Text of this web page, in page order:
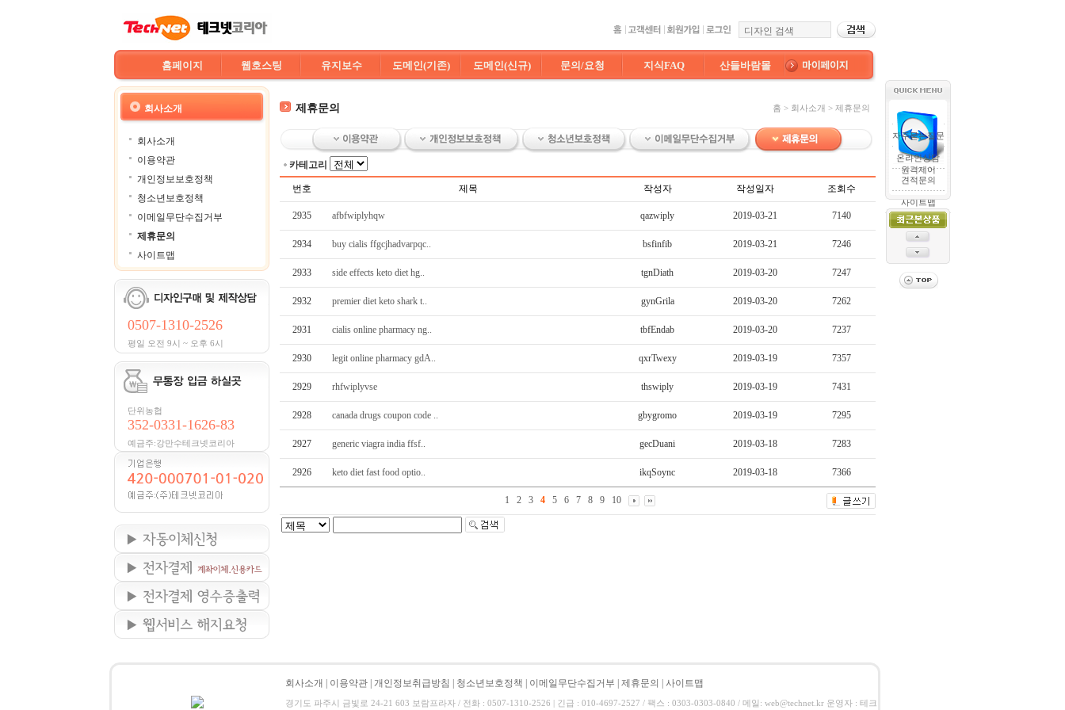
홈페이지 웹호스팅 유지보수 도메인(기존) 도메인(신규) 문의/요청 지식FAQ 산들바람몰
회사소개
회사소개
이용약관
개인정보보호정책
청소년보호정책
이메일무단수집거부
제휴문의
사이트맵
0507-1310-2526
평일 오전 9시 ~ 오후 6시
단위농협
352-0331-1626-83
예금주:강만수테크넷코리아
제휴문의 홈 > 회사소개 > 제휴문의
카테고리
번호 제목 작성자 작성일자 조회수
2935 afbfwiplyhqw qazwiply 2019-03-21 7140
2934 buy cialis ffgcjhadvarpqc.. bsfinfib 2019-03-21 7246
2933 side effects keto diet hg.. tgnDiath 2019-03-20 7247
2932 premier diet keto shark t.. gynGrila 2019-03-20 7262
2931 cialis online pharmacy ng.. tbfEndab 2019-03-20 7237
2930 legit online pharmacy gdA.. qxrTwexy 2019-03-19 7357
2929 rhfwiplyvse thswiply 2019-03-19 7431
2928 canada drugs coupon code .. gbygromo 2019-03-19 7295
2927 generic viagra india ffsf.. gecDuani 2019-03-18 7283
2926 keto diet fast food optio.. ikqSoync 2019-03-18 7366
1 2 3 4 5 6 7 8 9 10
원격제어
자주묻는질문
온라인상담
견적문의
사이트맵
회사소개 이용약관 개인정보취급방침 청소년보호정책 이메일무단수집거부 제휴문의 사이트맵
경기도 파주시 금빛로 24-21 603 보람프라자 / 전화 : 0507-1310-2526 | 긴급 : 010-4697-2527 / 팩스 : 0303-0303-0840 / 메일: web@technet.kr 운영자 : 테크